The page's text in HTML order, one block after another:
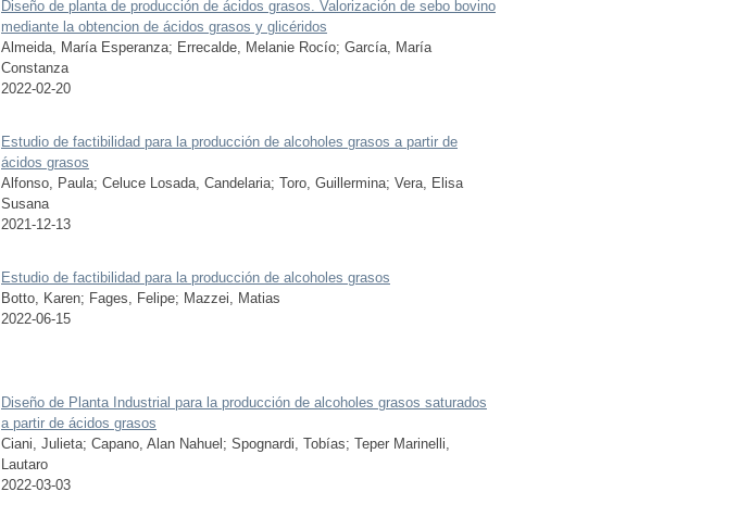
Diseño de planta de producción de ácidos grasos. Valorización de sebo bovino
mediante la obtencion de ácidos grasos y glicéridos
Almeida, María Esperanza; Errecalde, Melanie Rocío; García, María
Constanza
2022-02-20
Estudio de factibilidad para la producción de alcoholes grasos a partir de
ácidos grasos
Alfonso, Paula; Celuce Losada, Candelaria; Toro, Guillermina; Vera, Elisa
Susana
2021-12-13
Estudio de factibilidad para la producción de alcoholes grasos
Botto, Karen; Fages, Felipe; Mazzei, Matias
2022-06-15
Diseño de Planta Industrial para la producción de alcoholes grasos saturados
a partir de ácidos grasos
Ciani, Julieta; Capano, Alan Nahuel ; Spognardi, Tobías; Teper Marinelli,
Lautaro
2022-03-03